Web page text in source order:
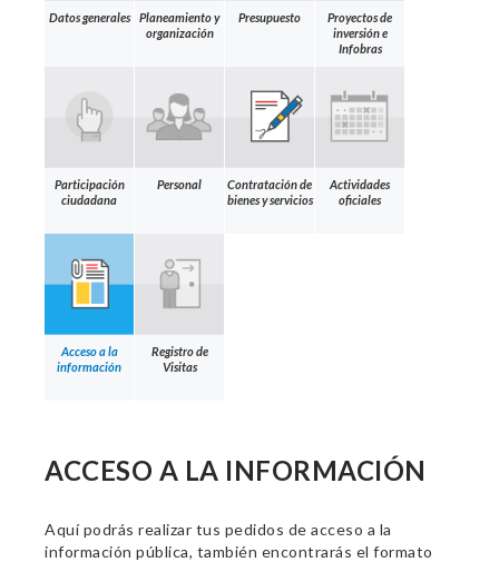
Datos generales
Planeamiento y
organización
Presupuesto
Proyectos de
inversión e
Infobras
Participación
ciudadana
Personal
Contratación de
bienes y servicios
Actividades
oficiales
Acceso a la
información
Registro de
Visitas
ACCESO A LA INFORMACIÓN
Aquí podrás realizar tus pedidos de acceso a la
información pública, también encontrarás el formato